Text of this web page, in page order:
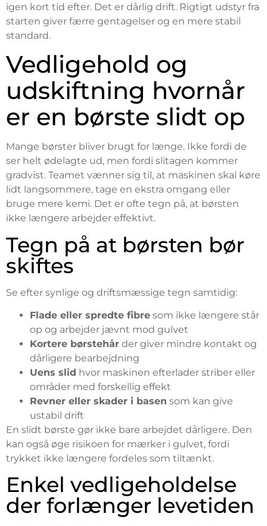
igen kort tid efter. Det er dårlig drift. Rigtigt udstyr fra
starten giver færre gentagelser og en mere stabil
standard.
Vedligehold og
udskiftning hvornår
er en børste slidt op
Mange børster bliver brugt for længe. Ikke fordi de
ser helt ødelagte ud, men fordi slitagen kommer
gradvist. Teamet vænner sig til, at maskinen skal køre
lidt langsommere, tage en ekstra omgang eller
bruge mere kemi. Det er ofte tegn på, at børsten
ikke længere arbejder effektivt.
Tegn på at børsten bør
skiftes
Se efter synlige og driftsmæssige tegn samtidig:
Flade eller spredte fibre som ikke længere står
op og arbejder jævnt mod gulvet
Kortere børstehår der giver mindre kontakt og
dårligere bearbejdning
Uens slid hvor maskinen efterlader striber eller
områder med forskellig effekt
Revner eller skader i basen som kan give
ustabil drift
En slidt børste gør ikke bare arbejdet dårligere. Den
kan også øge risikoen for mærker i gulvet, fordi
trykket ikke længere fordeles som tiltænkt.
Enkel vedligeholdelse
der forlænger levetiden